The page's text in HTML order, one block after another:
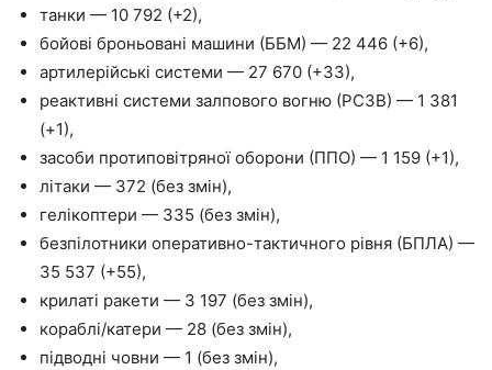
танки — 10 792 (+2),
бойові броньовані машини (ББМ) — 22 446 (+6),
артилерійські системи — 27 670 (+33),
реактивні системи залпового вогню (РСЗВ) — 1 381
(+1),
засоби протиповітряної оборони (ППО) — 1 159 (+1),
літаки — 372 (без змін),
гелікоптери — 335 (без змін),
безпілотники оперативно-тактичного рівня (БПЛА) —
35 537 (+55),
крилаті ракети — 3 197 (без змін),
кораблі/катери — 28 (без змін),
підводні човни — 1 (без змін),